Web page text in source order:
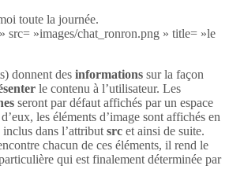
toute la journée.
src= »images/chat_ronron.png » title= »le
donnent des informations sur la façon
le contenu à l’utilisateur. Les
seront par défaut affichés par un espace
les éléments d’image sont affichés en
dans l’attribut src et ainsi de suite.
chacun de ces éléments, il rend le
qui est finalement déterminée par